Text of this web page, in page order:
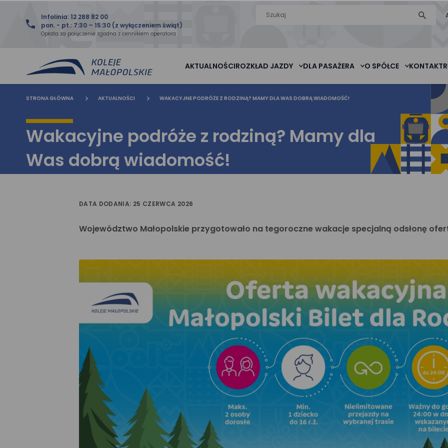
Infolinia: 12 288 82 00
pon. - pt.: 7:30 – 15:30 (z wyłączeniem świąt)
Opłata za połączenie zgodna z cennikiem operatora
Wyszukiwarka
na stronie
AKTUALNOŚCIROZKŁAD JAZDY DLA PASAŻERA O SPÓŁCE KONTAKT
STRONA GŁÓWNA AKTUALNOŚCI WAKACYJNE PODRÓŻE Z RODZINĄ? MAMY DLA WAS DOBRĄ WIADOMOŚĆ!
Wakacyjne podróże z rodziną? Mamy dla
Was dobrą wiadomość!
DATA DODANIA: 25 CZERWCA 2026
Województwo Małopolskie przygotowało na tegoroczne wakacje specjalną odsłonę